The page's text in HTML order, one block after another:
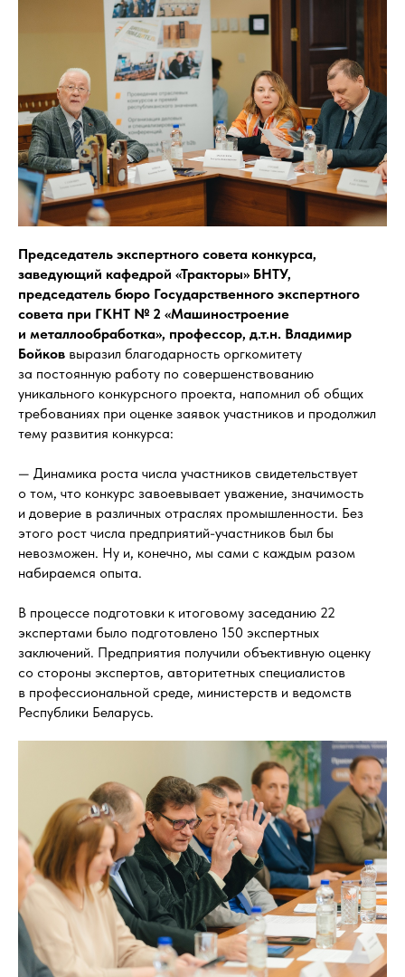
Председатель экспертного совета конкурса,
заведующий кафедрой «Тракторы» БНТУ,
председатель бюро Государственного экспертного
совета при ГКНТ № 2 «Машиностроение
и металлообработка», профессор, д.т.н. Владимир
Бойков выразил благодарность оргкомитету
за постоянную работу по совершенствованию
уникального конкурсного проекта, напомнил об общих
требованиях при оценке заявок участников и продолжил
тему развития конкурса:
— Динамика роста числа участников свидетельствует
о том, что конкурс завоевывает уважение, значимость
и доверие в различных отраслях промышленности. Без
этого рост числа предприятий-участников был бы
невозможен. Ну и, конечно, мы сами с каждым разом
набираемся опыта.
В процессе подготовки к итоговому заседанию 22
экспертами было подготовлено 150 экспертных
заключений. Предприятия получили объективную оценку
со стороны экспертов, авторитетных специалистов
в профессиональной среде, министерств и ведомств
Республики Беларусь.